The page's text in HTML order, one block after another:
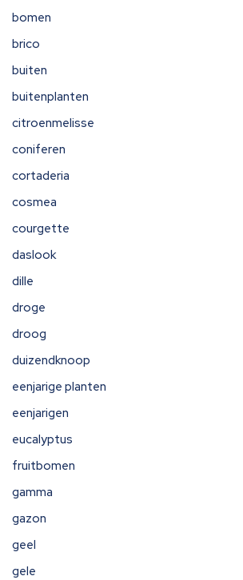
bomen
brico
buiten
buitenplanten
citroenmelisse
coniferen
cortaderia
cosmea
courgette
daslook
dille
droge
droog
duizendknoop
eenjarige planten
eenjarigen
eucalyptus
fruitbomen
gamma
gazon
geel
gele